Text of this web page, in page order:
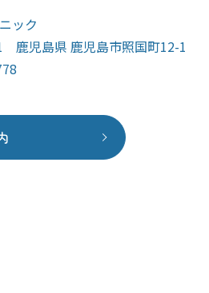
ック
鹿児島県 鹿児島市照国町12-1